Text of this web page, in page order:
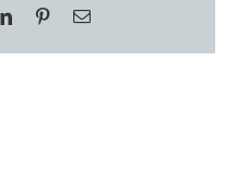
LinkedInPinterestCorreo